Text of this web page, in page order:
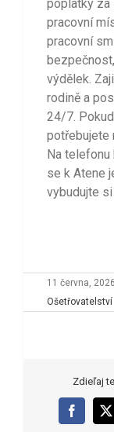
poplatky za
pracovní
pracovní
výdělek.
rodině a
24/7.
potřebujete
Na
se k Atene
vybudujte
11 června, 2026
Ošetřovatelství
Zdieľaj
Facebook
X